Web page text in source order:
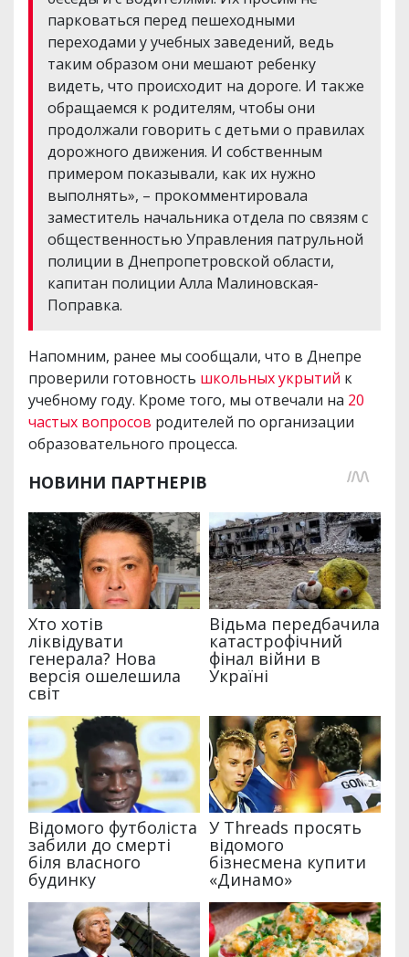
парковаться перед пешеходными
переходами у учебных заведений, ведь
таким образом они мешают ребенку
видеть, что происходит на дороге. И также
обращаемся к родителям, чтобы они
продолжали говорить с детьми о правилах
дорожного движения. И собственным
примером показывали, как их нужно
выполнять», – прокомментировала
заместитель начальника отдела по связям с
общественностью Управления патрульной
полиции в Днепропетровской области,
капитан полиции Алла Малиновская-
Поправка.
Напомним, ранее мы сообщали, что в Днепре
проверили готовность школьных укрытий к
учебному году. Кроме того, мы отвечали на 20
частых вопросов родителей по организации
образовательного процесса.